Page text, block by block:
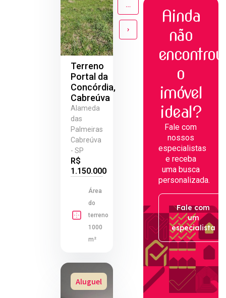
Terreno
Portal da
Concórdia,
Cabreúva
Alameda
das
Palmeiras
Cabreúva
- SP
R$
1.150.000
Área
do
terreno
1000
m²
Aluguel
…
›
Ainda
não
encontrou
o
imóvel
ideal?
Fale com
nossos
especialistas
e receba
uma busca
personalizada.
Fale com
um
especialista